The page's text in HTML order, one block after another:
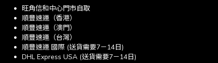
旺角信和中心門市自取
順豐速運（香港）
順豐速運（澳門）
順豐速運（台灣）
順豐速運 國際 (送貨需要7－14日)
DHL Express USA (送貨需要7－14日)